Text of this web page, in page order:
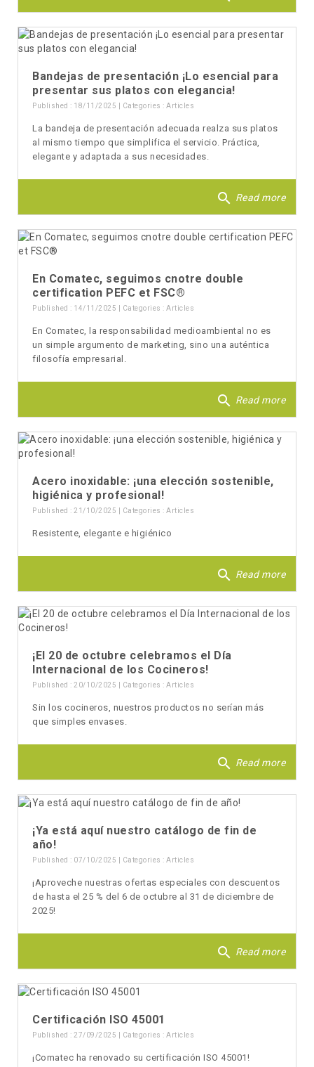
Bandejas de presentación ¡Lo esencial para
presentar sus platos con elegancia!
Published : 18/11/2025 | Categories : Articles
La bandeja de presentación adecuada realza sus platos
al mismo tiempo que simplifica el servicio. Práctica,
elegante y adaptada a sus necesidades.
search Read more
En Comatec, seguimos cnotre double
certification PEFC et FSC®
Published : 14/11/2025 | Categories : Articles
En Comatec, la responsabilidad medioambiental no es
un simple argumento de marketing, sino una auténtica
filosofía empresarial.
search Read more
Acero inoxidable: ¡una elección sostenible,
higiénica y profesional!
Published : 21/10/2025 | Categories : Articles
Resistente, elegante e higiénico
search Read more
¡El 20 de octubre celebramos el Día
Internacional de los Cocineros!
Published : 20/10/2025 | Categories : Articles
Sin los cocineros, nuestros productos no serían más
que simples envases.
search Read more
¡Ya está aquí nuestro catálogo de fin de
año!
Published : 07/10/2025 | Categories : Articles
¡Aproveche nuestras ofertas especiales con descuentos
de hasta el 25 % del 6 de octubre al 31 de diciembre de
2025!
search Read more
Certificación ISO 45001
Published : 27/09/2025 | Categories : Articles
¡Comatec ha renovado su certificación ISO 45001!